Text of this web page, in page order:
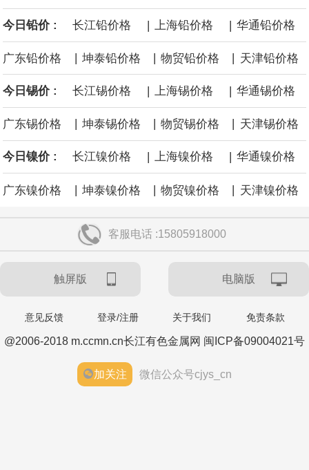
今日铅价 : 长江铅价格 | 上海铅价格 | 华通铅价格
广东铅价格 坤泰铅价格 物贸铅价格 天津铅价格
今日锡价 : 长江锡价格 | 上海锡价格 | 华通锡价格
广东锡价格 坤泰锡价格 物贸锡价格 天津锡价格
今日镍价 : 长江镍价格 | 上海镍价格 | 华通镍价格
广东镍价格 | 坤泰镍价格 | 物贸镍价格 | 天津镍价格
客服电话 :15805918000
触屏版 电脑版
意见反馈 登录/注册 关于我们 免责条款
@2006-2018 m.ccmn.cn长江有色金属网 闽ICP备09004021号
加关注 微信公众号cjys_cn